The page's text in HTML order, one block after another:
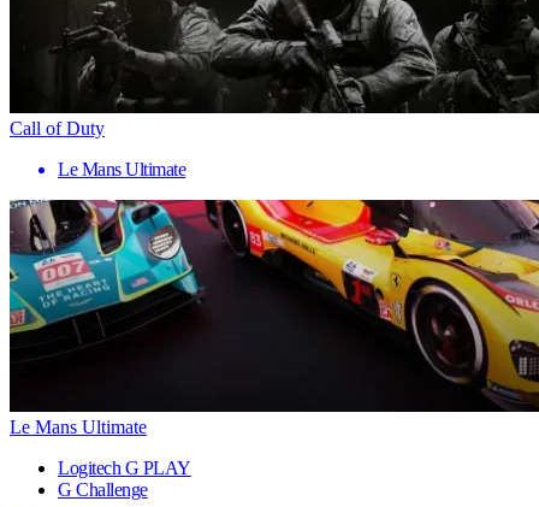
Call of Duty
Le Mans Ultimate
Le Mans Ultimate
Logitech G PLAY
G Challenge